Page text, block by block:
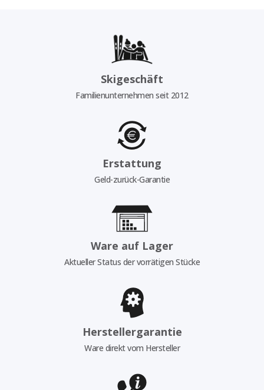
Skigeschäft
Familienunternehmen seit 2012
Erstattung
Geld-zurück-Garantie
Ware auf Lager
Aktueller Status der vorrätigen Stücke
Herstellergarantie
Ware direkt vom Hersteller